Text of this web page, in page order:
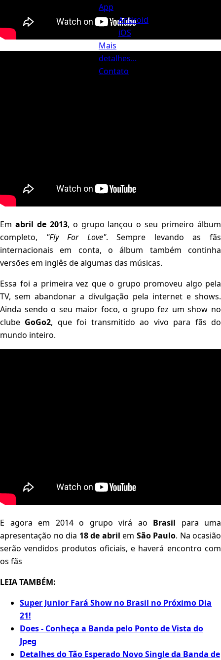
App
Android
iOS
Mais
detalhes...
Contato
Em abril de 2013, o grupo lançou o seu primeiro álbum
completo, "Fly For Love". Sempre levando as fãs
internacionais em conta, o álbum também continha
versões em inglês de algumas das músicas.
Essa foi a primeira vez que o grupo promoveu algo pela
TV, sem abandonar a divulgação pela internet e shows.
Ainda sendo o seu maior foco, o grupo fez um show no
clube GoGo2, que foi transmitido ao vivo para fãs do
mundo inteiro.
E agora em 2014 o grupo virá ao Brasil para uma
apresentação no dia 18 de abril em São Paulo. Na ocasião
serão vendidos produtos oficiais, e haverá encontro com
os fãs
LEIA TAMBÉM:
Super Junior Fará Show no Brasil no Próximo Dia
21!
Does - Conheça a Banda pelo Ponto de Vista do
Jpeg
Detalhes do Tão Esperado Novo Single da Banda de